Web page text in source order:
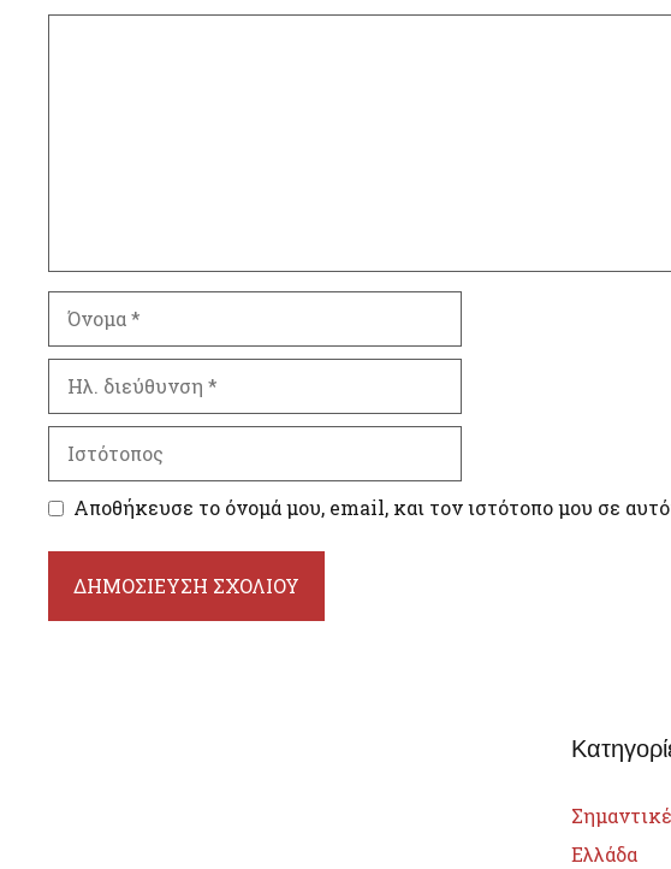
Όνομα
διεύθυνση
Ιστότοπος
Αποθήκευσε το όνομά μου, email, και τον ιστότοπο μου σε
Ελλάδα